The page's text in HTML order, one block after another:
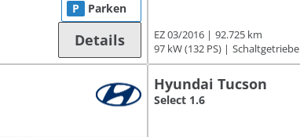
P Parken
Details EZ 03/2016
92.725 km
97 kW (132 PS)
Schaltgetriebe
Hyundai Tucson
Select 1.6